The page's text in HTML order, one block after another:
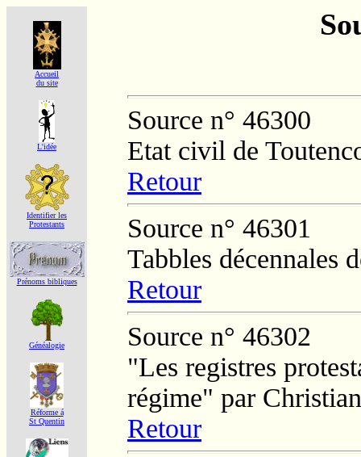
Accueil
du site
L'idée
Identifier les
Protestants
Prénoms bibliques
Généalogie
Réforme á
St Quentin
Source n° 46300
Etat civil de
Retour
Source n° 46301
Tabbles décennales
Retour
Source n° 46302
"Les registres
régime" par
Retour